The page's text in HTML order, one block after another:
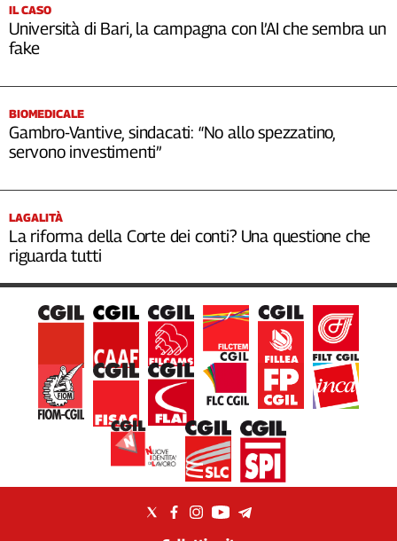
IL CASO
Università di Bari, la campagna con l’AI che sembra un
fake
BIOMEDICALE
Gambro-Vantive, sindacati: “No allo spezzatino,
servono investimenti”
LAGALITÀ
La riforma della Corte dei conti? Una questione che
riguarda tutti